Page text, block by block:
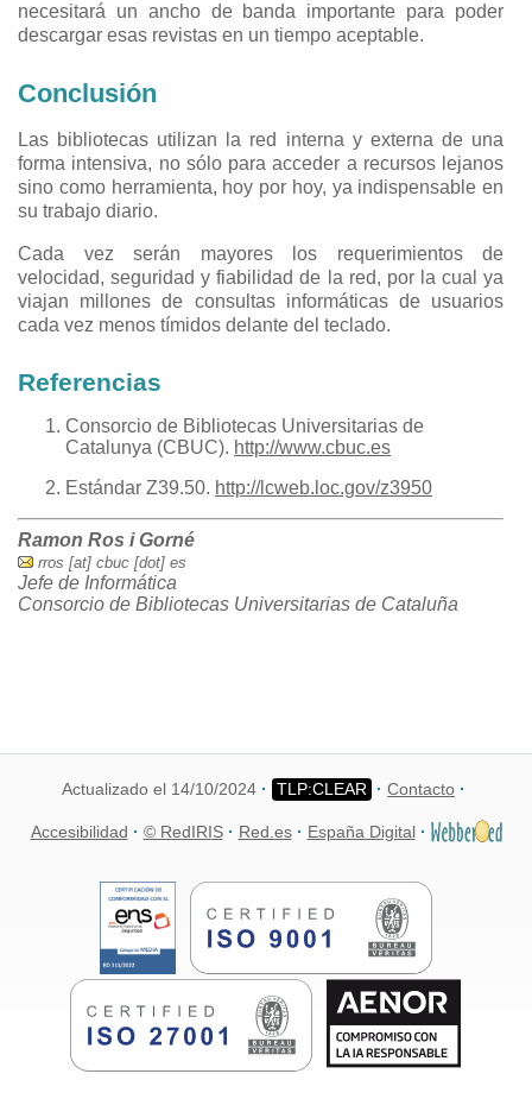
necesitará un ancho de banda importante para poder
descargar esas revistas en un tiempo aceptable.
Conclusión
Las bibliotecas utilizan la red interna y externa de una
forma intensiva, no sólo para acceder a recursos lejanos
sino como herramienta, hoy por hoy, ya indispensable en
su trabajo diario.
Cada vez serán mayores los requerimientos de
velocidad, seguridad y fiabilidad de la red, por la cual ya
viajan millones de consultas informáticas de usuarios
cada vez menos tímidos delante del teclado.
Referencias
Consorcio de Bibliotecas Universitarias de
Catalunya (CBUC). http://www.cbuc.es
Estándar Z39.50. http://lcweb.loc.gov/z3950
Ramon Ros i Gorné
rros [at] cbuc [dot] es
Jefe de Informática
Consorcio de Bibliotecas Universitarias de Cataluña
Actualizado el 14/10/2024 Contacto
Accesibilidad © RedIRIS Red.es España Digital